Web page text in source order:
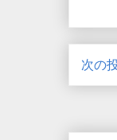
次の